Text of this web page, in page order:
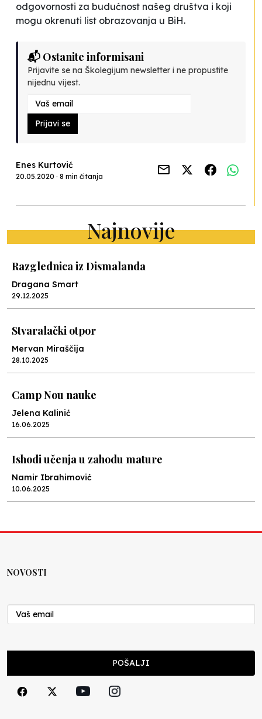
odgovornosti za budućnost našeg društva i koji
mogu okrenuti list obrazovanja u BiH.
📬 Ostanite informisani
Prijavite se na Školegijum newsletter i ne propustite
nijednu vijest.
Prijavi se
Enes Kurtović
20.05.2020 · 8 min čitanja
Najnovije
Razglednica iz Dismalanda
Dragana Smart
29.12.2025
Stvaralački otpor
Mervan Miraščija
28.10.2025
Camp Nou nauke
Jelena Kalinić
16.06.2025
Ishodi učenja u zahodu mature
Namir Ibrahimović
10.06.2025
Nenad Veličković
29.10.2024
Cuke i djeca
NOVOSTI
POŠALJI